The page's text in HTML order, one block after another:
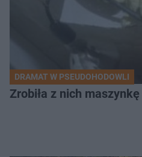
DRAMAT W PSEUDOHODOWLI
Zrobiła z nich